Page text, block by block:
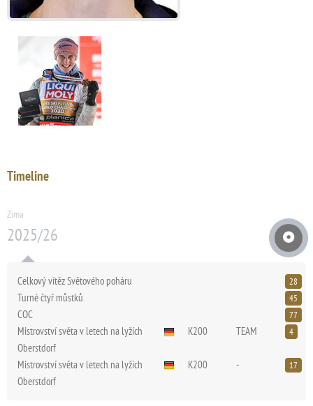
Timeline
Zima
2025/26
Celkový vítěz Světového poháru 28
Turné čtyř můstků 45
COC 77
Mistrovství světa v letech na lyžích
Oberstdorf
K200 TEAM 4
Mistrovství světa v letech na lyžích
Oberstdorf
K200 - 17